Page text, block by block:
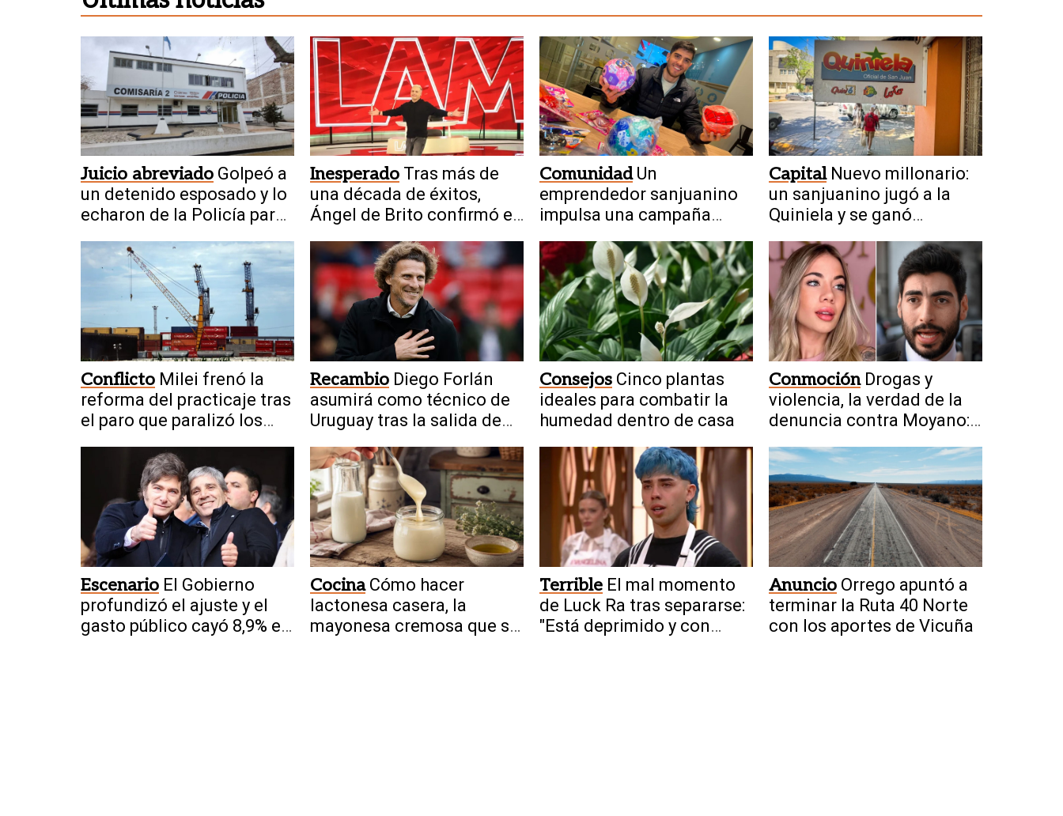
Juicio abreviado Golpeó a
un detenido esposado y lo
echaron de la Policía para
Inesperado Tras más de
una década de éxitos,
Ángel de Brito confirmó el
Comunidad Un
emprendedor sanjuanino
impulsa una campaña
Niño
Capital Nuevo millonario:
un sanjuanino jugó a la
Quiniela y se ganó
Conflicto Milei frenó la
reforma del practicaje tras
el paro que paralizó los
Recambio Diego Forlán
asumirá como técnico de
Uruguay tras la salida de
Consejos Cinco plantas
ideales para combatir la
humedad dentro de casa
Conmoción Drogas y
violencia, la verdad de la
denuncia contra Moyano:
Escenario El Gobierno
profundizó el ajuste y el
gasto público cayó 8,9% en
Cocina Cómo hacer
lactonesa casera, la
mayonesa cremosa que se
Terrible El mal momento
de Luck Ra tras separarse:
"Está deprimido y con
Anuncio Orrego apuntó a
terminar la Ruta 40 Norte
con los aportes de Vicuña